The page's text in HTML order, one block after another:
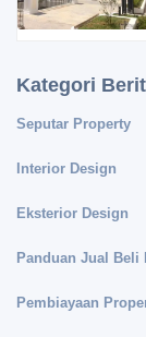
Kategori
Seputar Property
Interior Design
Eksterior Design
Panduan Jual Beli
Pembiayaan